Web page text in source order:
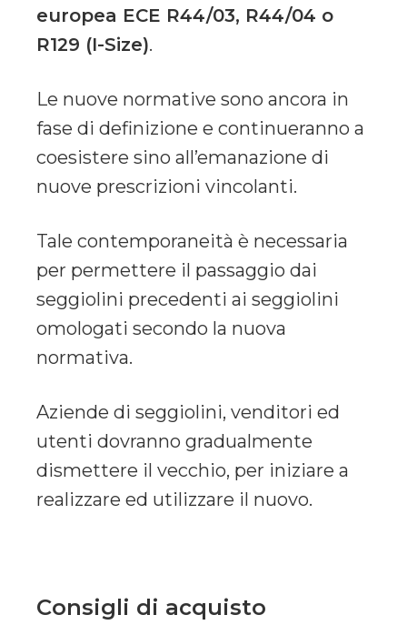
europea ECE R44/03, R44/04 o
R129 (I-Size).
Le nuove normative sono ancora in
fase di definizione e continueranno a
coesistere sino all’emanazione di
nuove prescrizioni vincolanti.
Tale contemporaneità è necessaria
per permettere il passaggio dai
seggiolini precedenti ai seggiolini
omologati secondo la nuova
normativa.
Aziende di seggiolini, venditori ed
utenti dovranno gradualmente
dismettere il vecchio, per iniziare a
realizzare ed utilizzare il nuovo.
Consigli di acquisto